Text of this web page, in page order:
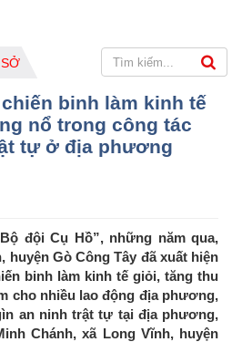
binh làm kinh tế
nổ trong công tác
tự ở địa phương
đội Cụ Hồ”, những năm qua,
huyện Gò Công Tây đã xuất hiện
binh làm kinh tế giỏi, tăng thu
cho nhiều lao động địa phương,
an ninh trật tự tại địa phương,
Chánh, xã Long Vĩnh, huyện